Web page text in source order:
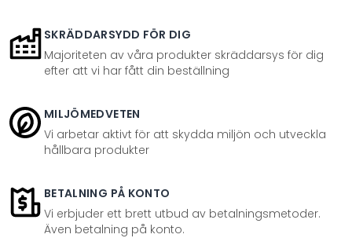
SKRÄDDARSYDD FÖR DIG
Majoriteten av våra produkter skräddarsys för dig
efter att vi har fått din beställning
MILJÖMEDVETEN
Vi arbetar aktivt för att skydda miljön och utveckla
hållbara produkter
BETALNING PÅ KONTO
Vi erbjuder ett brett utbud av betalningsmetoder.
Även betalning på konto.